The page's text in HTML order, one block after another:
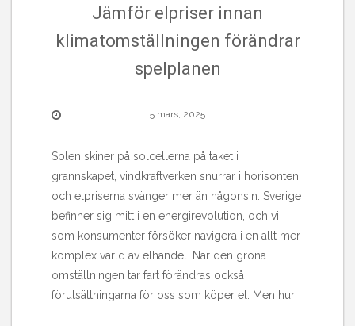
Jämför elpriser innan
klimatomställningen förändrar
spelplanen
5 mars, 2025
Solen skiner på solcellerna på taket i
grannskapet, vindkraftverken snurrar i horisonten,
och elpriserna svänger mer än någonsin. Sverige
befinner sig mitt i en energirevolution, och vi
som konsumenter försöker navigera i en allt mer
komplex värld av elhandel. När den gröna
omställningen tar fart förändras också
förutsättningarna för oss som köper el. Men hur